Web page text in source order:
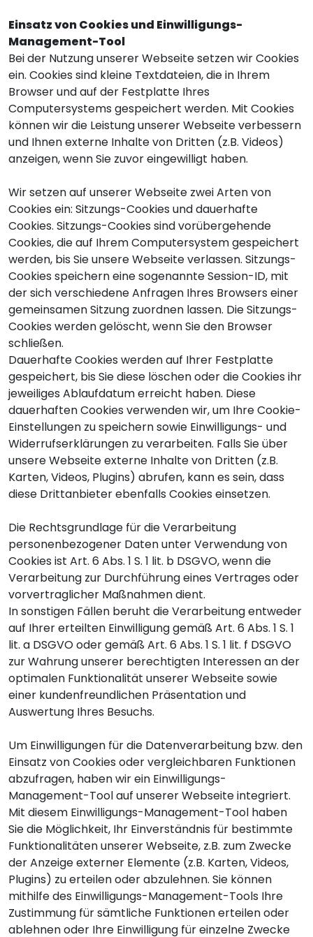
Einsatz von Cookies und Einwilligungs-
Management-Tool
Bei der Nutzung unserer Webseite setzen wir Cookies
ein. Cookies sind kleine Textdateien, die in Ihrem
Browser und auf der Festplatte Ihres
Computersystems gespeichert werden. Mit Cookies
können wir die Leistung unserer Webseite verbessern
und Ihnen externe Inhalte von Dritten (z.B. Videos)
anzeigen, wenn Sie zuvor eingewilligt haben.
Wir setzen auf unserer Webseite zwei Arten von
Cookies ein: Sitzungs-Cookies und dauerhafte
Cookies. Sitzungs-Cookies sind vorübergehende
Cookies, die auf Ihrem Computersystem gespeichert
werden, bis Sie unsere Webseite verlassen. Sitzungs-
Cookies speichern eine sogenannte Session-ID, mit
der sich verschiedene Anfragen Ihres Browsers einer
gemeinsamen Sitzung zuordnen lassen. Die Sitzungs-
Cookies werden gelöscht, wenn Sie den Browser
schließen.
Dauerhafte Cookies werden auf Ihrer Festplatte
gespeichert, bis Sie diese löschen oder die Cookies ihr
jeweiliges Ablaufdatum erreicht haben. Diese
dauerhaften Cookies verwenden wir, um Ihre Cookie-
Einstellungen zu speichern sowie Einwilligungs- und
Widerrufserklärungen zu verarbeiten. Falls Sie über
unsere Webseite externe Inhalte von Dritten (z.B.
Karten, Videos, Plugins) abrufen, kann es sein, dass
diese Drittanbieter ebenfalls Cookies einsetzen.
Die Rechtsgrundlage für die Verarbeitung
personenbezogener Daten unter Verwendung von
Cookies ist Art. 6 Abs. 1 S. 1 lit. b DSGVO, wenn die
Verarbeitung zur Durchführung eines Vertrages oder
vorvertraglicher Maßnahmen dient.
In sonstigen Fällen beruht die Verarbeitung entweder
auf Ihrer erteilten Einwilligung gemäß Art. 6 Abs. 1 S. 1
lit. a DSGVO oder gemäß Art. 6 Abs. 1 S. 1 lit. f DSGVO
zur Wahrung unserer berechtigten Interessen an der
optimalen Funktionalität unserer Webseite sowie
einer kundenfreundlichen Präsentation und
Auswertung Ihres Besuchs.
Um Einwilligungen für die Datenverarbeitung bzw. den
Einsatz von Cookies oder vergleichbaren Funktionen
abzufragen, haben wir ein Einwilligungs-
Management-Tool auf unserer Webseite integriert.
Mit diesem Einwilligungs-Management-Tool haben
Sie die Möglichkeit, Ihr Einverständnis für bestimmte
Funktionalitäten unserer Webseite, z.B. zum Zwecke
der Anzeige externer Elemente (z.B. Karten, Videos,
Plugins) zu erteilen oder abzulehnen. Sie können
mithilfe des Einwilligungs-Management-Tools Ihre
Zustimmung für sämtliche Funktionen erteilen oder
ablehnen oder Ihre Einwilligung für einzelne Zwecke